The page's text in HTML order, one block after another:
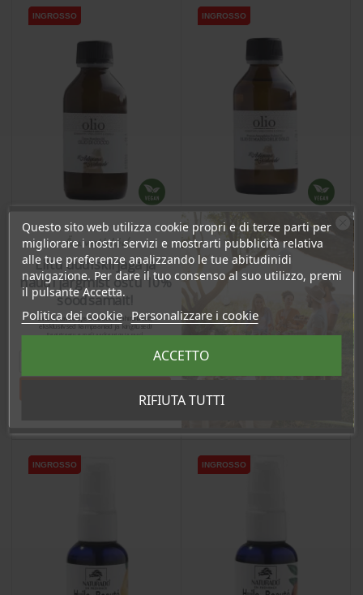
INGROSSO
INGROSSO
Olio di cocco, 100ml
6,66 €
Log in to buy for :6.32 €
Aggiungi Al Carrello
INGROSSO
INGROSSO
Olio di mandorle dolci,
100ml
11,13 €
Log in to buy for :10.57 €
Aggiungi Al Carrello
INGROSSO
INGROSSO INGROSSO
INGROSSO
Questo sito web utilizza cookie propri e di terze parti per
migliorare i nostri servizi e mostrarti pubblicità relativa
alle tue preferenze analizzando le tue abitudinidi
navigazione. Per dare il tuo consenso al suo utilizzo, premi
il pulsante Accetta.
Politica dei cookie Personalizzare i cookie
RIFIUTA TUTTI
ACCETTO
Ära veel lahku!
Liitu uudiskirjaga ja
naudi järgmist ostu 10%
soodsamalt!
Sind ootavad spetsiaalsed allahindlused,
eksklusiivsed kampaaniad ja kingitused!
Registreeru e-maili aadressiga ja saad